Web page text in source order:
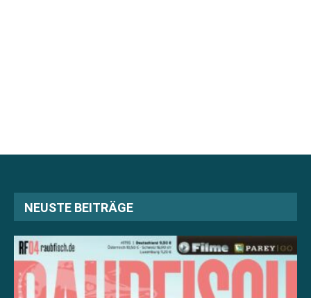
NEUSTE BEITRÄGE